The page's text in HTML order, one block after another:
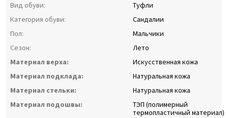
Вид обуви:
Туфли
Категория обуви:
Сандалии
Пол:
Мальчики
Сезон:
Лето
Материал верха:
Искусственная кожа
Материал подклада:
Натуральная кожа
Материал стельки:
Натуральная кожа
Материал подошвы:
ТЭП (полимерный
термопластичный материал)